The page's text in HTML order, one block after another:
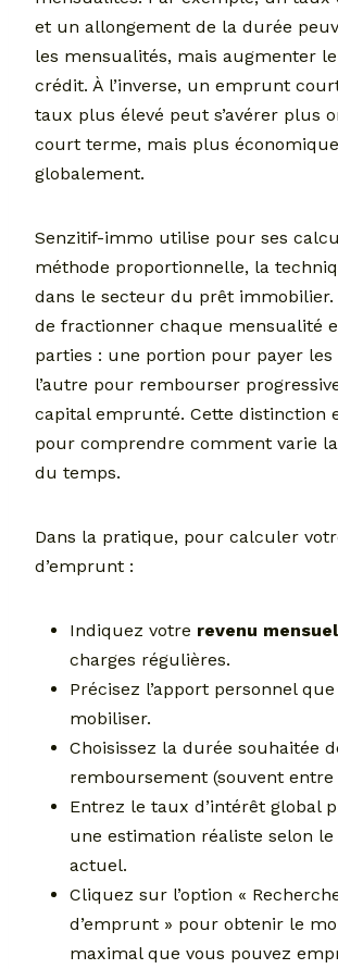
et un allongement de la durée
les mensualités, mais augmenter
crédit. À l’inverse, un emprunt
taux plus élevé peut s’avérer plus
court terme, mais plus économique
globalement.
Senzitif-immo utilise pour ses
méthode proportionnelle, la
dans le secteur du prêt
de fractionner chaque mensualité
parties : une portion pour payer
l’autre pour rembourser
capital emprunté. Cette distinction
pour comprendre comment varie
du temps.
Dans la pratique, pour calculer
d’emprunt :
Indiquez votre revenu
charges régulières.
Précisez l’apport personnel
mobiliser.
Choisissez la durée souhaitée
remboursement (souvent entre
Entrez le taux d’intérêt global
une estimation réaliste selon
actuel.
Cliquez sur l’option «
d’emprunt » pour obtenir le
maximal que vous pouvez